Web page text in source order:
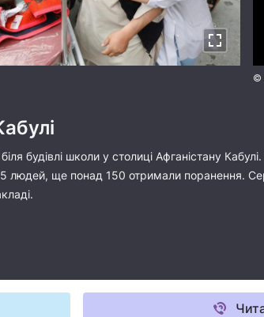
©
будівлі школи у столиці Афганістану
людей, ще понад 150 отримали поранення.